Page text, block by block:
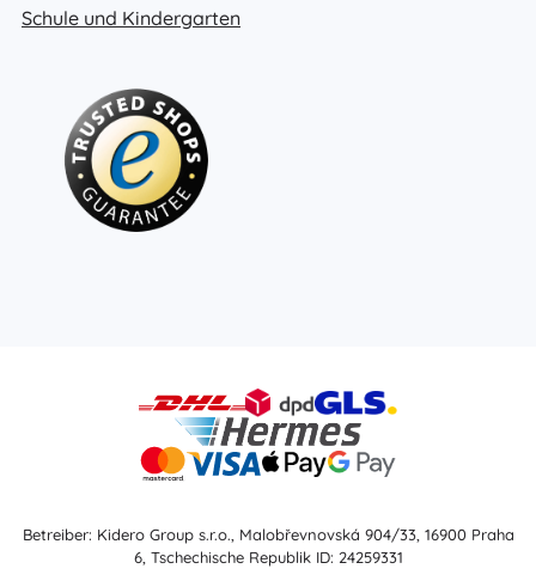
Schule und Kindergarten
Betreiber: Kidero Group s.r.o., Malobřevnovská 904/33, 16900 Praha
6, Tschechische Republik ID: 24259331